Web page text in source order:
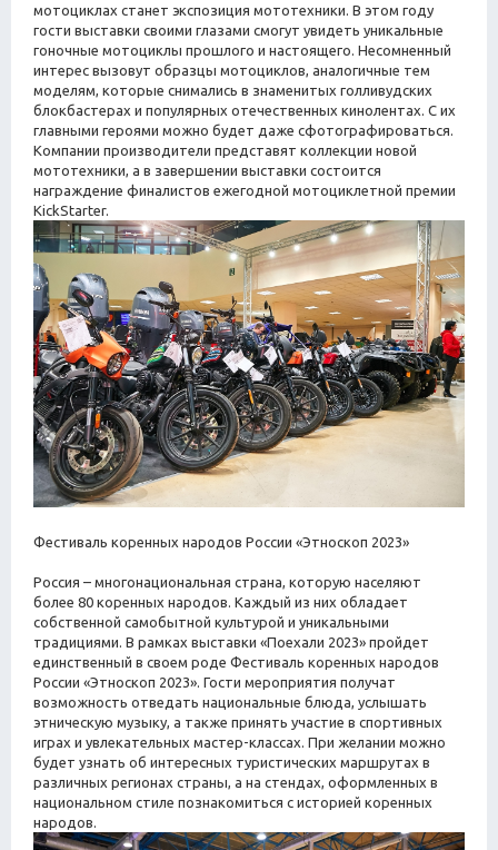
мотоциклах станет экспозиция мототехники. В этом году
гости выставки своими глазами смогут увидеть уникальные
гоночные мотоциклы прошлого и настоящего. Несомненный
интерес вызовут образцы мотоциклов, аналогичные тем
моделям, которые снимались в знаменитых голливудских
блокбастерах и популярных отечественных кинолентах. С их
главными героями можно будет даже сфотографироваться.
Компании производители представят коллекции новой
мототехники, а в завершении выставки состоится
награждение финалистов ежегодной мотоциклетной премии
KickStarter.
Фестиваль коренных народов России «Этноскоп 2023»
Россия – многонациональная страна, которую населяют
более 80 коренных народов. Каждый из них обладает
собственной самобытной культурой и уникальными
традициями. В рамках выставки «Поехали 2023» пройдет
единственный в своем роде Фестиваль коренных народов
России «Этноскоп 2023». Гости мероприятия получат
возможность отведать национальные блюда, услышать
этническую музыку, а также принять участие в спортивных
играх и увлекательных мастер-классах. При желании можно
будет узнать об интересных туристических маршрутах в
различных регионах страны, а на стендах, оформленных в
национальном стиле познакомиться с историей коренных
народов.